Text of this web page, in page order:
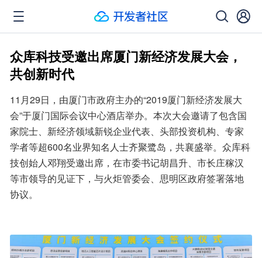
众库科技受邀出席厦门新经济发展大会，
共创新时代
11月29日，由厦门市政府主办的“2019厦门新经济发展大
会”于厦门国际会议中心酒店举办。本次大会邀请了包含国
家院士、新经济领域新锐企业代表、头部投资机构、专家
学者等超600名业界知名人士齐聚鹭岛，共襄盛举。众库科
技创始人邓翔受邀出席，在市委书记胡昌升、市长庄稼汉
等市领导的见证下，与火炬管委会、思明区政府签署落地
协议。